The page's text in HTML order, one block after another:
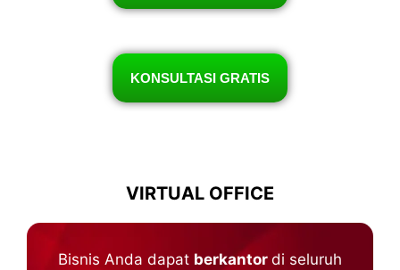
KONSULTASI GRATIS
VIRTUAL OFFICE
Bisnis Anda dapat berkantor di seluruh